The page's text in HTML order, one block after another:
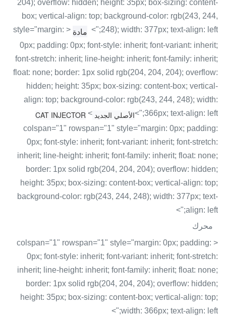
204); overflow: hidden; height: 35px; box-sizing: content-
box; vertical-align: top; background-color: rgb(243, 244,
248); width: 377px; text-align: left;">
مادة
< style="margin:
0px; padding: 0px; font-style: inherit; font-variant: inherit;
font-stretch: inherit; line-height: inherit; font-family: inherit;
float: none; border: 1px solid rgb(204, 204, 204); overflow:
hidden; height: 35px; box-sizing: content-box; vertical-
align: top; background-color: rgb(243, 244, 248); width:
366px; text-align: left;">
الأصلي الجديد CAT INJECTOR <
colspan="1" rowspan="1" style="margin: 0px; padding:
0px; font-style: inherit; font-variant: inherit; font-stretch:
inherit; line-height: inherit; font-family: inherit; float: none;
border: 1px solid rgb(204, 204, 204); overflow: hidden;
height: 35px; box-sizing: content-box; vertical-align: top;
background-color: rgb(243, 244, 248); width: 377px; text-
align: left;">
محرك
< colspan="1" rowspan="1" style="margin: 0px; padding:
0px; font-style: inherit; font-variant: inherit; font-stretch:
inherit; line-height: inherit; font-family: inherit; float: none;
border: 1px solid rgb(204, 204, 204); overflow: hidden;
height: 35px; box-sizing: content-box; vertical-align: top;
width: 366px; text-align: left;">